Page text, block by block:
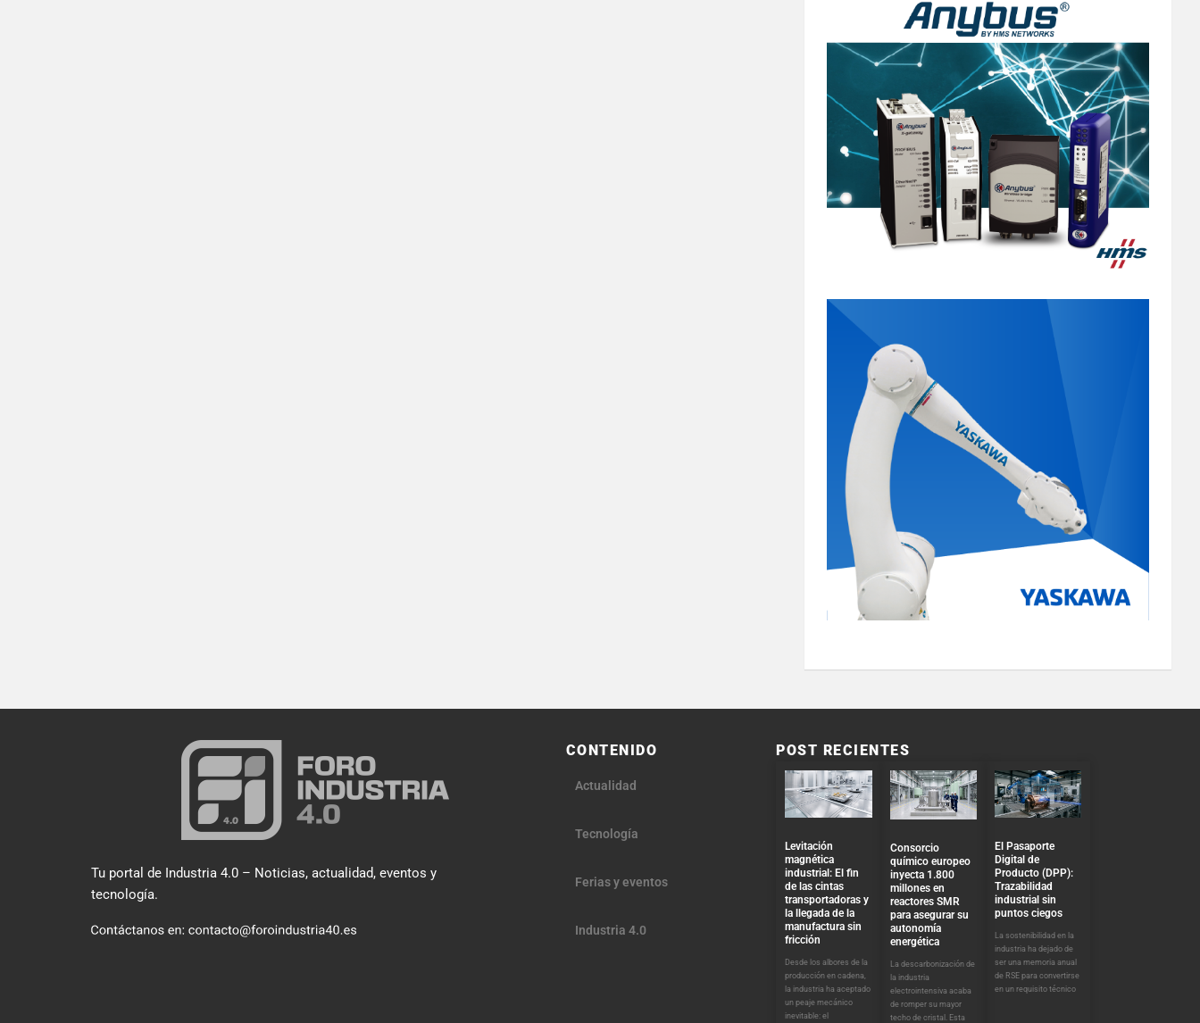
Tu portal de Industria 4.0 – Noticias, actualidad, eventos y
tecnología.
CONTENIDO
Actualidad
Tecnología
Ferias y eventos
Industria 4.0
POST RECIENTES
Levitación
magnética
industrial: El fin
de las cintas
transportadoras y
la llegada de la
manufactura sin
fricción
Desde los albores de la
producción en cadena,
la industria ha aceptado
un peaje mecánico
inevitable: el
Consorcio
químico europeo
inyecta 1.800
millones en
reactores SMR
para asegurar su
autonomía
energética
La descarbonización de
la industria
electrointensiva acaba
de romper su mayor
techo de cristal. Esta
El Pasaporte
Digital de
Producto (DPP):
Trazabilidad
industrial sin
puntos ciegos
La sostenibilidad en la
industria ha dejado de
ser una memoria anual
de RSE para convertirse
en un requisito técnico